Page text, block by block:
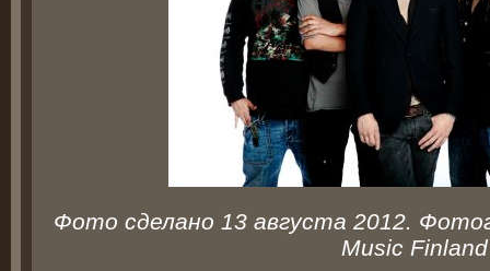
Фото сделано 13 августа 2012.
Music Finland